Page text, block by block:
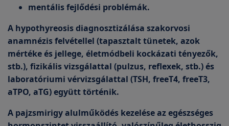
mentális fejlődési problémák.
A hypothyreosis diagnosztizálása szakorvosi
anamnézis felvétellel (tapasztalt tünetek, azok
mértéke és jellege, életmódbeli kockázati tényezők,
stb.), fizikális vizsgálattal (pulzus, reflexek, stb.) és
laboratóriumi vérvizsgálattal (TSH, freeT4, freeT3,
aTPO, aTG) együtt történik.
A pajzsmirigy alulműködés kezelése az egészséges